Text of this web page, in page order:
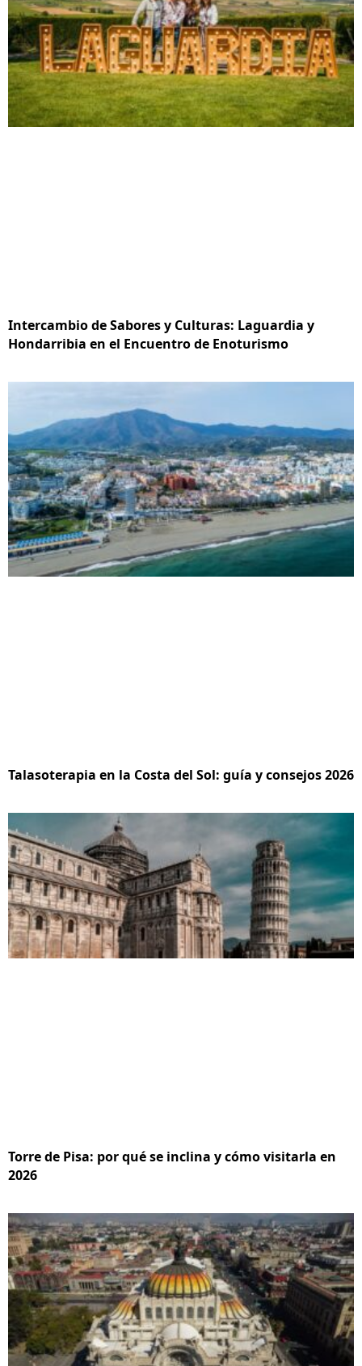
Intercambio de Sabores y Culturas: Laguardia y
Hondarribia en el Encuentro de Enoturismo
Talasoterapia en la Costa del Sol: guía y consejos 2026
Torre de Pisa: por qué se inclina y cómo visitarla en
2026